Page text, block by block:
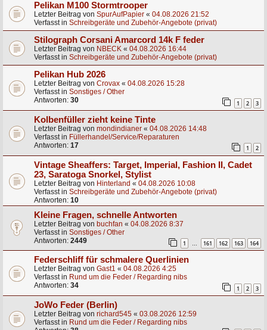
Pelikan M100 Stormtrooper
Letzter Beitrag von SpurAufPapier « 04.08.2026 21:52
Verfasst in Schreibgeräte und Zubehör-Angebote (privat)
Stilograph Corsani Amarcord 14k F feder
Letzter Beitrag von NBECK « 04.08.2026 16:44
Verfasst in Schreibgeräte und Zubehör-Angebote (privat)
Pelikan Hub 2026
Letzter Beitrag von Crovax « 04.08.2026 15:28
Verfasst in Sonstiges / Other
Antworten: 30 1 2 3
Kolbenfüller zieht keine Tinte
Letzter Beitrag von mondindianer « 04.08.2026 14:48
Verfasst in Füllerhandel/Service/Reparaturen
Antworten: 17 1 2
Vintage Sheaffers: Target, Imperial, Fashion II, Cadet
23, Saratoga Snorkel, Stylist
Letzter Beitrag von Hinterland « 04.08.2026 10:08
Verfasst in Schreibgeräte und Zubehör-Angebote (privat)
Antworten: 10
Kleine Fragen, schnelle Antworten
Letzter Beitrag von buchfan « 04.08.2026 8:37
Verfasst in Sonstiges / Other
Antworten: 2449 1 … 161 162 163 164
Federschliff für schmalere Querlinien
Letzter Beitrag von Gast1 « 04.08.2026 4:25
Verfasst in Rund um die Feder / Regarding nibs
Antworten: 34 1 2 3
JoWo Feder (Berlin)
Letzter Beitrag von richard545 « 03.08.2026 12:59
Verfasst in Rund um die Feder / Regarding nibs